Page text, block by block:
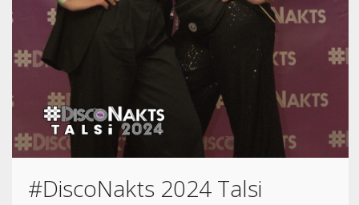
#DiscoNakts 2024 Talsi